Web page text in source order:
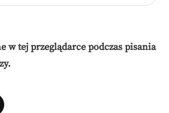
w tej przeglądarce podczas pisania